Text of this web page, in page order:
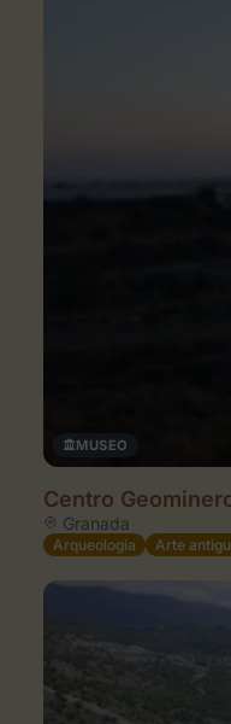
MUSEO
Centro
Granada
Arqueología Arte